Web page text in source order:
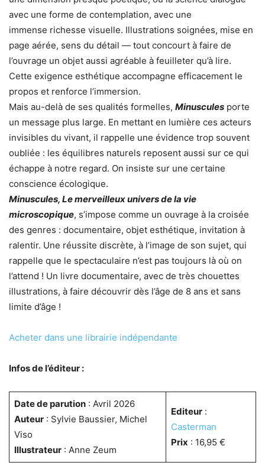
avec une forme de contemplation, avec une
immense richesse visuelle. Illustrations soignées, mise en
page aérée, sens du détail — tout concourt à faire de
l’ouvrage un objet aussi agréable à feuilleter qu’à lire.
Cette exigence esthétique accompagne efficacement le
propos et renforce l’immersion.
Mais au-delà de ses qualités formelles, Minuscules porte
un message plus large. En mettant en lumière ces acteurs
invisibles du vivant, il rappelle une évidence trop souvent
oubliée : les équilibres naturels reposent aussi sur ce qui
échappe à notre regard. On insiste sur une certaine
conscience écologique.
Minuscules, Le merveilleux univers de la vie
microscopique, s’impose comme un ouvrage à la croisée
des genres : documentaire, objet esthétique, invitation à
ralentir. Une réussite discrète, à l’image de son sujet, qui
rappelle que le spectaculaire n’est pas toujours là où on
l’attend ! Un livre documentaire, avec de très chouettes
illustrations, à faire découvrir dès l’âge de 8 ans et sans
limite d’âge !
Acheter dans une librairie indépendante
Infos de l’éditeur :
Date de parution: Avril 2026
Auteur: Sylvie Baussier, Michel
Viso
Illustrateur: Anne Zeum
Editeur:
Casterman
Prix : 16,95 €